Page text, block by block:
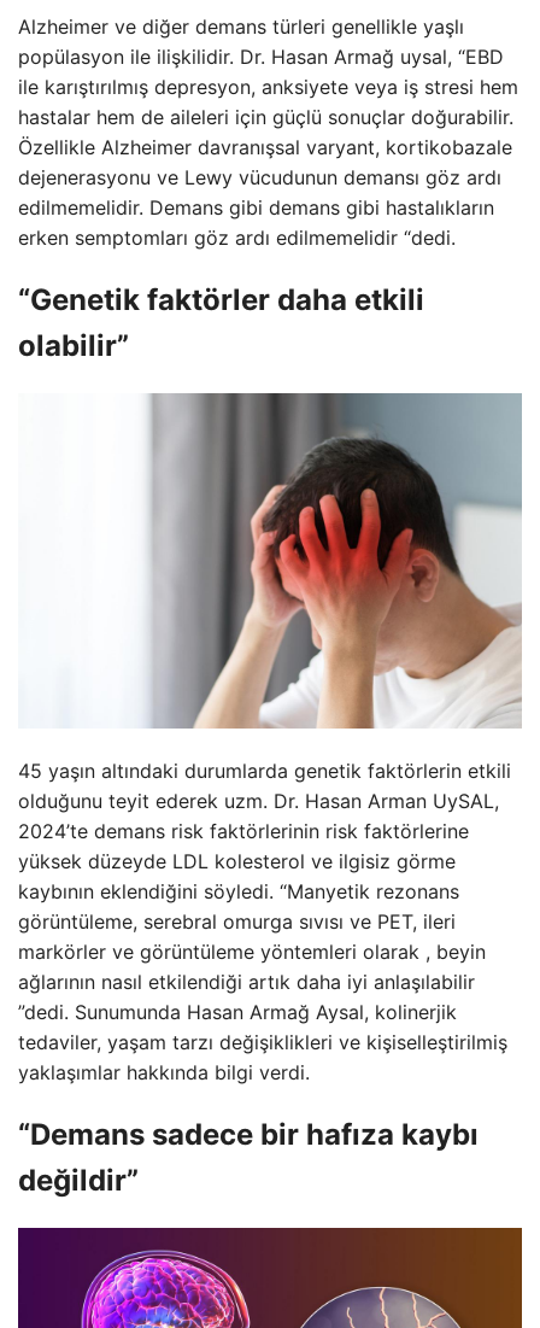
Alzheimer ve diğer demans türleri genellikle yaşlı
popülasyon ile ilişkilidir. Dr. Hasan Armağ uysal, “EBD
ile karıştırılmış depresyon, anksiyete veya iş stresi hem
hastalar hem de aileleri için güçlü sonuçlar doğurabilir.
Özellikle Alzheimer davranışsal varyant, kortikobazale
dejenerasyonu ve Lewy vücudunun demansı göz ardı
edilmemelidir. Demans gibi demans gibi hastalıkların
erken semptomları göz ardı edilmemelidir “dedi.
“Genetik faktörler daha etkili
olabilir”
45 yaşın altındaki durumlarda genetik faktörlerin etkili
olduğunu teyit ederek uzm. Dr. Hasan Arman UySAL,
2024’te demans risk faktörlerinin risk faktörlerine
yüksek düzeyde LDL kolesterol ve ilgisiz görme
kaybının eklendiğini söyledi. “Manyetik rezonans
görüntüleme, serebral omurga sıvısı ve PET, ileri
markörler ve görüntüleme yöntemleri olarak , beyin
ağlarının nasıl etkilendiği artık daha iyi anlaşılabilir
”dedi. Sunumunda Hasan Armağ Aysal, kolinerjik
tedaviler, yaşam tarzı değişiklikleri ve kişiselleştirilmiş
yaklaşımlar hakkında bilgi verdi.
“Demans sadece bir hafıza kaybı
değildir”